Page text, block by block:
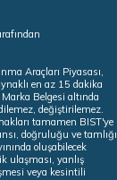
Araçları Piyasası,
en az 15 dakika
Belgesi altında
değiştirilemez.
tamamen BIST'ye
doğruluğu ve tamlığı
oluşabilecek
ulaşması, yanlış
veya kesintili